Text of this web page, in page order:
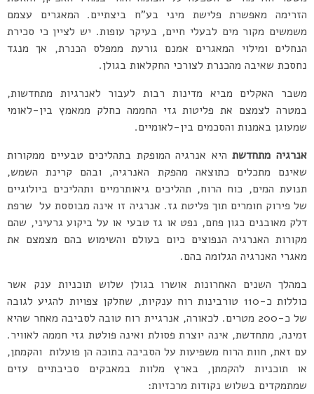
הזרימה מאפשרת פלישת מיני בע”ח ביצתיים. המאגרים עצמם
משמשים מקור מים לבעלי חיים, בעיקר עופות. יש לציין כי סכירת
הנחלים ומילוי המאגרים אמנם גורעת ממפלס הכנרת, אך מנגד
נחסכת שאיבה מהכנרת לצורכי החקלאות בגולן.
משבר האקלים מביא מדינות רבות לעבור לאנרגיות מתחדשות,
במטרה לצמצם את פליטות גזי החממה כחלק ממאמץ בין-לאומי
שמעוגן באמנות והסכמים בין-לאומיים.
אנרגיה מתחדשתהיא אנרגיה המופקת בתהליכים טבעיים ממקורות
שאינם מתכלים כתוצאה מהפקת האנרגיה, ובהם קרינת השמש,
תנועת המים, כוח הרוח, תהליכים גיאותרמיים ותהליכים ביולוגיים
של פירוק חומרים תוך פליטת גז. אנרגיה זו אינה מבוססת על שרפת
דלק מאובנים כגון פחם, נפט או גז טבעי או על ביקוע גרעיני, שהם
מקורות האנרגיה הנפוצים כיום בעולם והשימוש בהם מצמצם את
מאגרי האנרגיה הגלומה בהם.
במהלך השנים האחרונות אושרו בגולן שלוש תוכניות ענק אשר
כוללות כ-110 טורבינות רוח ענקיות, שחלקן צפויות להגיע לגובה
של כ-200 מטרים. לכאורה, אנרגיית רוח טובה לסביבה מאחר שהיא
זמינה, מתחדשת, אינה יוצרת פסולת ואינה פולטת גזי חממה לאוויר.
עם זאת, חוות הרוח משפיעות על הסביבה בתוכה הן פועלות והקמתן,
או תוכניות להקמתן, בארץ מלוות במאבקים סביבתיים עזים
שמתמקדים בשלוש נקודות מרכזיות: